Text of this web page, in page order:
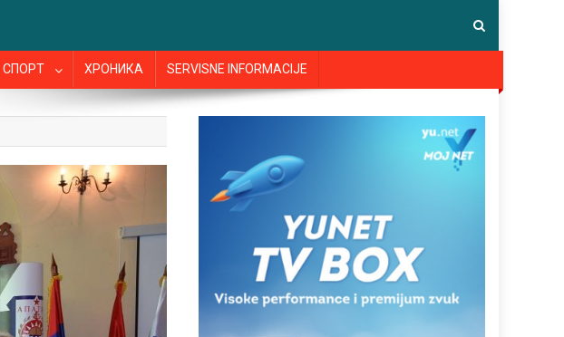
СПОРТ ХРОНИКА SERVISNE INFORMACIJE